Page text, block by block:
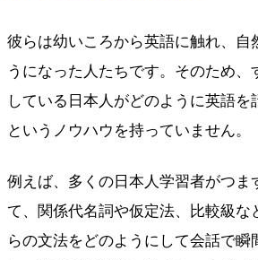
彼らは幼いころから英語に触れ、自
うになった人たちです。そのため、
している日本人がどのように英語を
というノウハウを持っていません。
例えば、多くの日本人学習者がつま
て、関係代名詞や仮定法、比較級な
らの文法をどのようにして会話で瞬